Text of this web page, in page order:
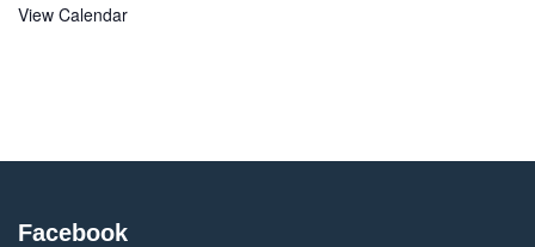
View Calendar
Facebook